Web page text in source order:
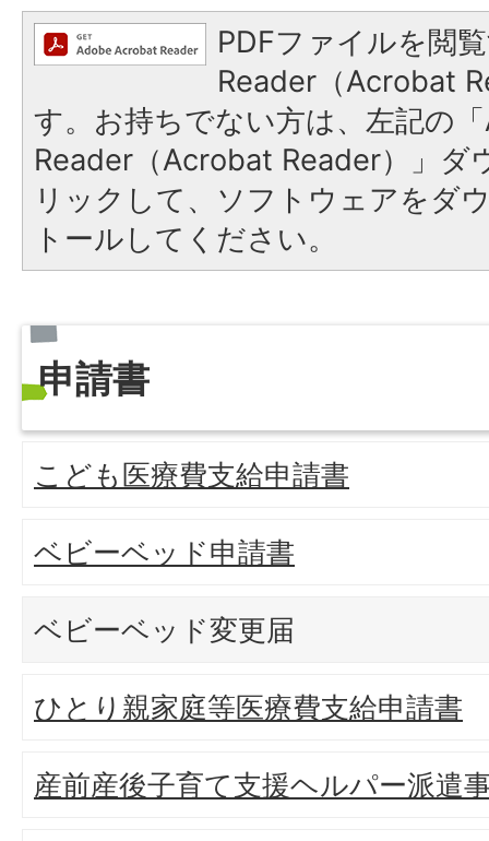
PDFファイルを閲
Reader（Acrobat
す。お持ちでない方は、左記の
Reader（Acrobat Reader）」ダ
リックして、ソフトウェアをダ
トールしてください。
申請書
こども医療費支給申請書
ベビーベッド申請書
ベビーベッド変更届
ひとり親家庭等医療費支給申請書
産前産後子育て支援ヘルパー派遣